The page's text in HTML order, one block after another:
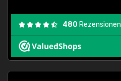
480 Rezensionen